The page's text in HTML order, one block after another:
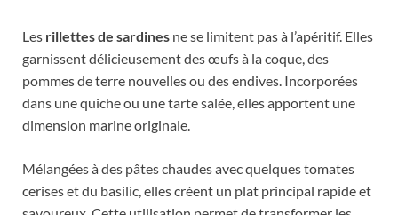
Les rillettes de sardines ne se limitent pas à l’apéritif. Elles
garnissent délicieusement des œufs à la coque, des
pommes de terre nouvelles ou des endives. Incorporées
dans une quiche ou une tarte salée, elles apportent une
dimension marine originale.
Mélangées à des pâtes chaudes avec quelques tomates
cerises et du basilic, elles créent un plat principal rapide et